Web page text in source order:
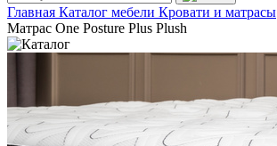
Главная Каталог мебели Кровати и матрасы
Матрас One Posture Plus Plush